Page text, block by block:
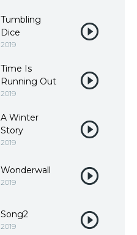
Tumbling
Dice
2019
Time Is
Running Out
2019
A Winter
Story
2019
Wonderwall
2019
Song2
2019